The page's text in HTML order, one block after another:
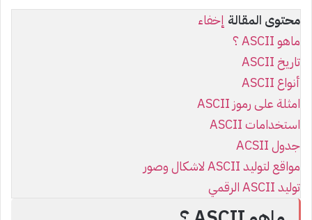
محتوى المقالة إخفاء
ماهو ASCII ؟
تاريخ ASCII
أنواع ASCII
امثلة على رموز ASCII
استخدامات ASCII
جدول ACSII
مواقع لتوليد ASCII لاشكال وصور
توليد ASCII الرقمي